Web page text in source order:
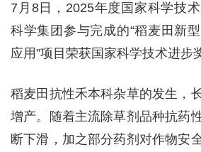
7月8日，2025年度国家科学技
科学集团参与完成的“稻麦田新
应用”项目荣获国家科学技术进步
稻麦田抗性禾本科杂草的发生，
增产。随着主流除草剂品种抗药
断下滑，加之部分药剂对作物安